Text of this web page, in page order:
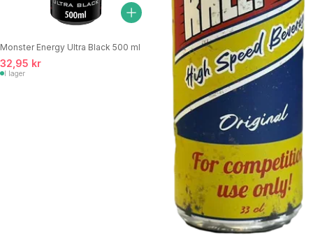
Monster Energy Ultra Black 500 ml
32,95 kr
I lager